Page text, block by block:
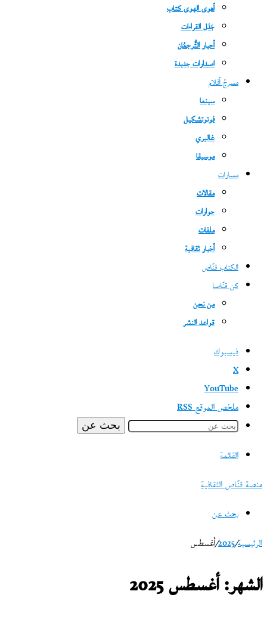
أهوى الهوى كتاب
جَدَل القراءات
أحبار التُّرجمُان
اصدارات جديدة
مسرحُ أفلام
سينما
فوتوتشكيل
غاليري
موسيقا
مسارات
مقالات
حوارات
ملفات
أخبار ثقافية
الكتاب قنّاص
كن قنّاصا
من نحن
قواعد النشر
فيسبوك
‫X
‫YouTube
ملخص الموقع RSS
بحث عن
القائمة
منصة قنّاص الثقافية
بحث عن
الرئيسية/
2025
/أغسطس
الشهر:أغسطس 2025